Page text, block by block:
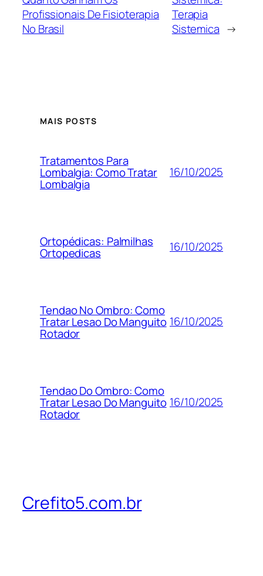
Profissionais De Fisioterapia
No Brasil
Terapia
Sistemica →
MAIS POSTS
Tratamentos Para
Lombalgia: Como Tratar
Lombalgia
16/10/2025
Ortopédicas: Palmilhas
Ortopedicas 16/10/2025
Tendao No Ombro: Como
Tratar Lesao Do Manguito
Rotador
16/10/2025
Tendao Do Ombro: Como
Tratar Lesao Do Manguito
Rotador
16/10/2025
Crefito5.com.br